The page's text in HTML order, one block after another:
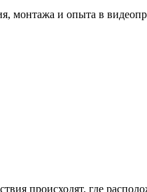
монтажа и опыта в
происходят, где